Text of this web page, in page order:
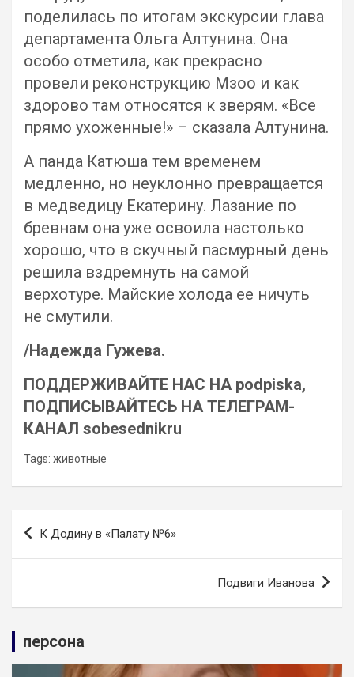
поделилась по итогам экскурсии глава
департамента Ольга Алтунина. Она
особо отметила, как прекрасно
провели реконструкцию Мзоо и как
здорово там относятся к зверям. «Все
прямо ухоженные!» – сказала Алтунина.
А панда Катюша тем временем
медленно, но неуклонно превращается
в медведицу Екатерину. Лазание по
бревнам она уже освоила настолько
хорошо, что в скучный пасмурный день
решила вздремнуть на самой
верхотуре. Майские холода ее ничуть
не смутили.
/Надежда Гужева.
ПОДДЕРЖИВАЙТЕ НАС НА podpiska,
ПОДПИСЫВАЙТЕСЬ НА ТЕЛЕГРАМ-
КАНАЛ sobesednikru
Tags: животные
Навигация
К Додину в «Палату №6»
Подвиги Иванова
персона